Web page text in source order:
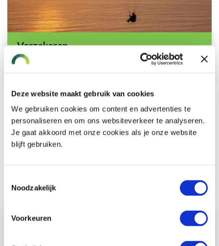
Deze website maakt gebruik van cookies
We gebruiken cookies om content en advertenties te
personaliseren en om ons websiteverkeer te analyseren.
Je gaat akkoord met onze cookies als je onze website
blijft gebruiken.
Noodzakelijk
Voorkeuren
Verzekeren
Lees meer
Risicobeheer